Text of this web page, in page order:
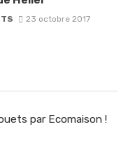
23 octobre 2017
par Ecomaison !